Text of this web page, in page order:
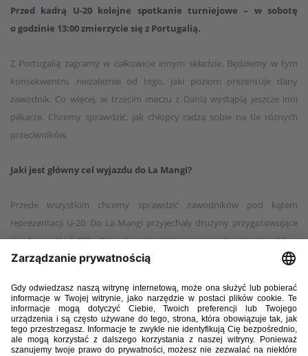
Przed kadrą U-20 kolejne spotkanie turniejowe – w sobotę
o godzinie 13:00 zmierzycie się z Portugalią.
Z Portugalią zagramy w całkowicie innym składzie. Będziemy w tym
konsekwentni, niezależnie od tego, jaki poziom prezentuje dany
zawodnik. Co więcej, w trzecim meczu z Danią wystąpią jeszcze inni
piłkarze. Chcemy sprawdzić, jak chłopcy radzą sobie na tle różnych
przeciwników.
Jaki jest główny cel wyjazdu do La Mangi?
Przede wszystkim chcemy sprawdzić zawodników pod kątem
reprezentacji U-20. Do La Mangi przyjechały drużyny przygotowujące
się do spotkań Elite Round, natomiast naszym celem jest wnikliwa
selekcja piłkarzy. Do Hiszpanii pojechali zawodnicy, którzy dostali
możliwość zaprezentowania swoich umiejętności.
Rozumiem, że każdy piłkarz dostanie odpowiednią ilość minut
na pokazanie się z jak najlepszej strony?